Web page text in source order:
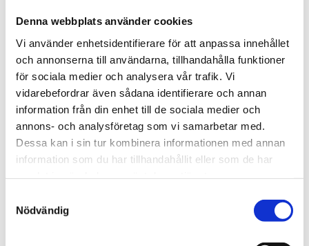
Denna webbplats använder cookies
Vi använder enhetsidentifierare för att anpassa innehållet
och annonserna till användarna, tillhandahålla funktioner
för sociala medier och analysera vår trafik. Vi
vidarebefordrar även sådana identifierare och annan
information från din enhet till de sociala medier och
annons- och analysföretag som vi samarbetar med.
Dessa kan i sin tur kombinera informationen med annan
information som du har tillhandahållit eller som de har
Nödvändig
och har en stor LCD-skärm som visar gaskoncentration
Den handhållna gasdetektorn erbjuder tillförlitlig
prestanda med kraftfullt ljud-, visuellt- och
vibrerande larm.
STÄLL EN FRÅGA OM PRODUKTEN
Egenskaper Specifikationer